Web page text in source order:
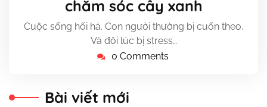
2024
chăm sóc cây xanh
Cuộc sống hối hả. Con người thường bị cuốn theo.
Và đôi lúc bị stress…
0 Comments
Bài viết mới